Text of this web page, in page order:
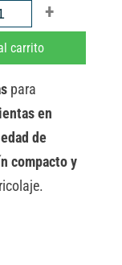
carrito
para
en
de
compacto y